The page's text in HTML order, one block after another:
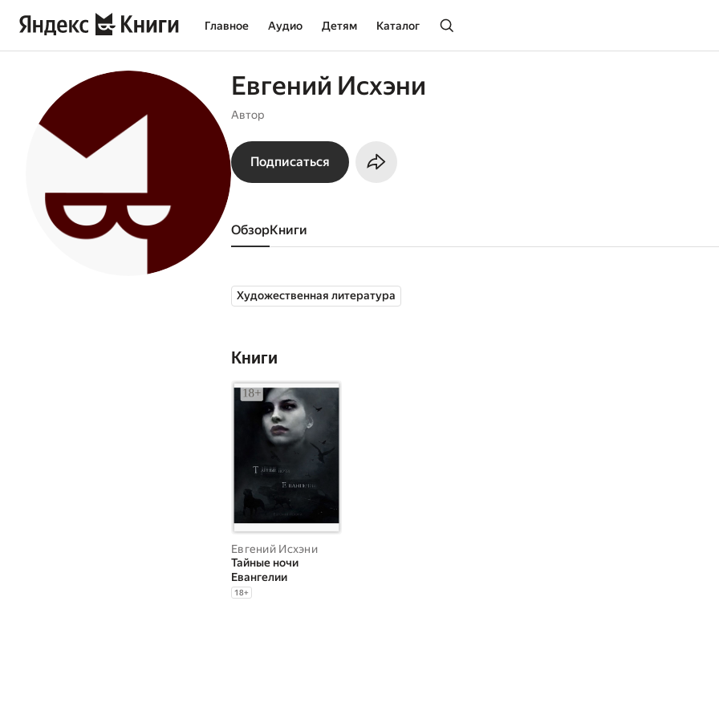
Главное Аудио Детям Каталог
Евгений Исхэни
Автор
Подписаться
Обзор книги
Художественная литература
Книги
Евгений Исхэни
Тайные ночи
Евангелии
18+